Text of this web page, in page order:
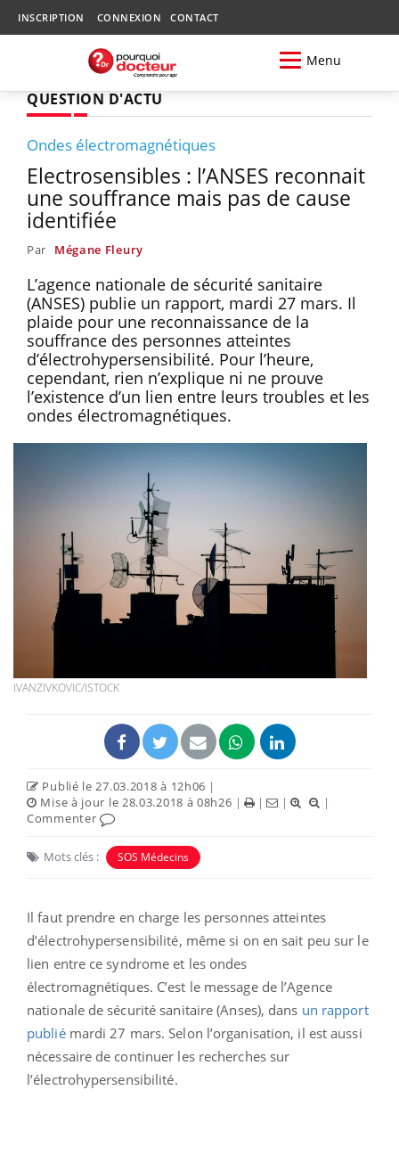
INSCRIPTION CONNEXION CONTACT
Menu
QUESTION D'ACTU
Ondes électromagnétiques
Electrosensibles : l’ANSES reconnait
une souffrance mais pas de cause
identifiée
Par Mégane Fleury
L’agence nationale de sécurité sanitaire
(ANSES) publie un rapport, mardi 27 mars. Il
plaide pour une reconnaissance de la
souffrance des personnes atteintes
d’électrohypersensibilité. Pour l’heure,
cependant, rien n’explique ni ne prouve
l’existence d’un lien entre leurs troubles et les
ondes électromagnétiques.
IVANZIVKOVIC/ISTOCK
Publié le 27.03.2018 à 12h06 |
Mise à jour le 28.03.2018 à 08h26 | | |
|
Commenter
Mots clés : SOS Médecins
Il faut prendre en charge les personnes atteintes
d’électrohypersensibilité, même si on en sait peu sur le
lien entre ce syndrome et les ondes
électromagnétiques. C’est le message de l’Agence
nationale de sécurité sanitaire (Anses), dans un rapport
publiémardi 27 mars. Selon l’organisation, il est aussi
nécessaire de continuer les recherches sur
l’électrohypersensibilité.